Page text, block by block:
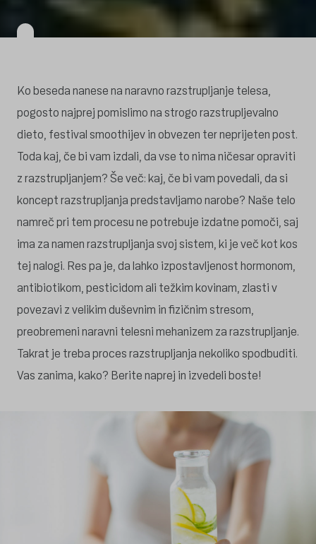
Ko beseda nanese na naravno razstrupljanje telesa,
pogosto najprej pomislimo na strogo razstrupljevalno
dieto, festival smoothijev in obvezen ter neprijeten post.
Toda kaj, če bi vam izdali, da vse to nima ničesar opraviti
z razstrupljanjem? Še več: kaj, če bi vam povedali, da si
koncept razstrupljanja predstavljamo narobe? Naše telo
namreč pri tem procesu ne potrebuje izdatne pomoči, saj
ima za namen razstrupljanja svoj sistem, ki je več kot kos
tej nalogi. Res pa je, da lahko izpostavljenost hormonom,
antibiotikom, pesticidom ali težkim kovinam, zlasti v
povezavi z velikim duševnim in fizičnim stresom,
preobremeni naravni telesni mehanizem za razstrupljanje.
Takrat je treba proces razstrupljanja nekoliko spodbuditi.
Vas zanima, kako? Berite naprej in izvedeli boste!